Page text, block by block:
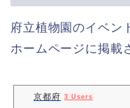
府立植物園のイベン
ホームページに掲載
京都府 3 Users